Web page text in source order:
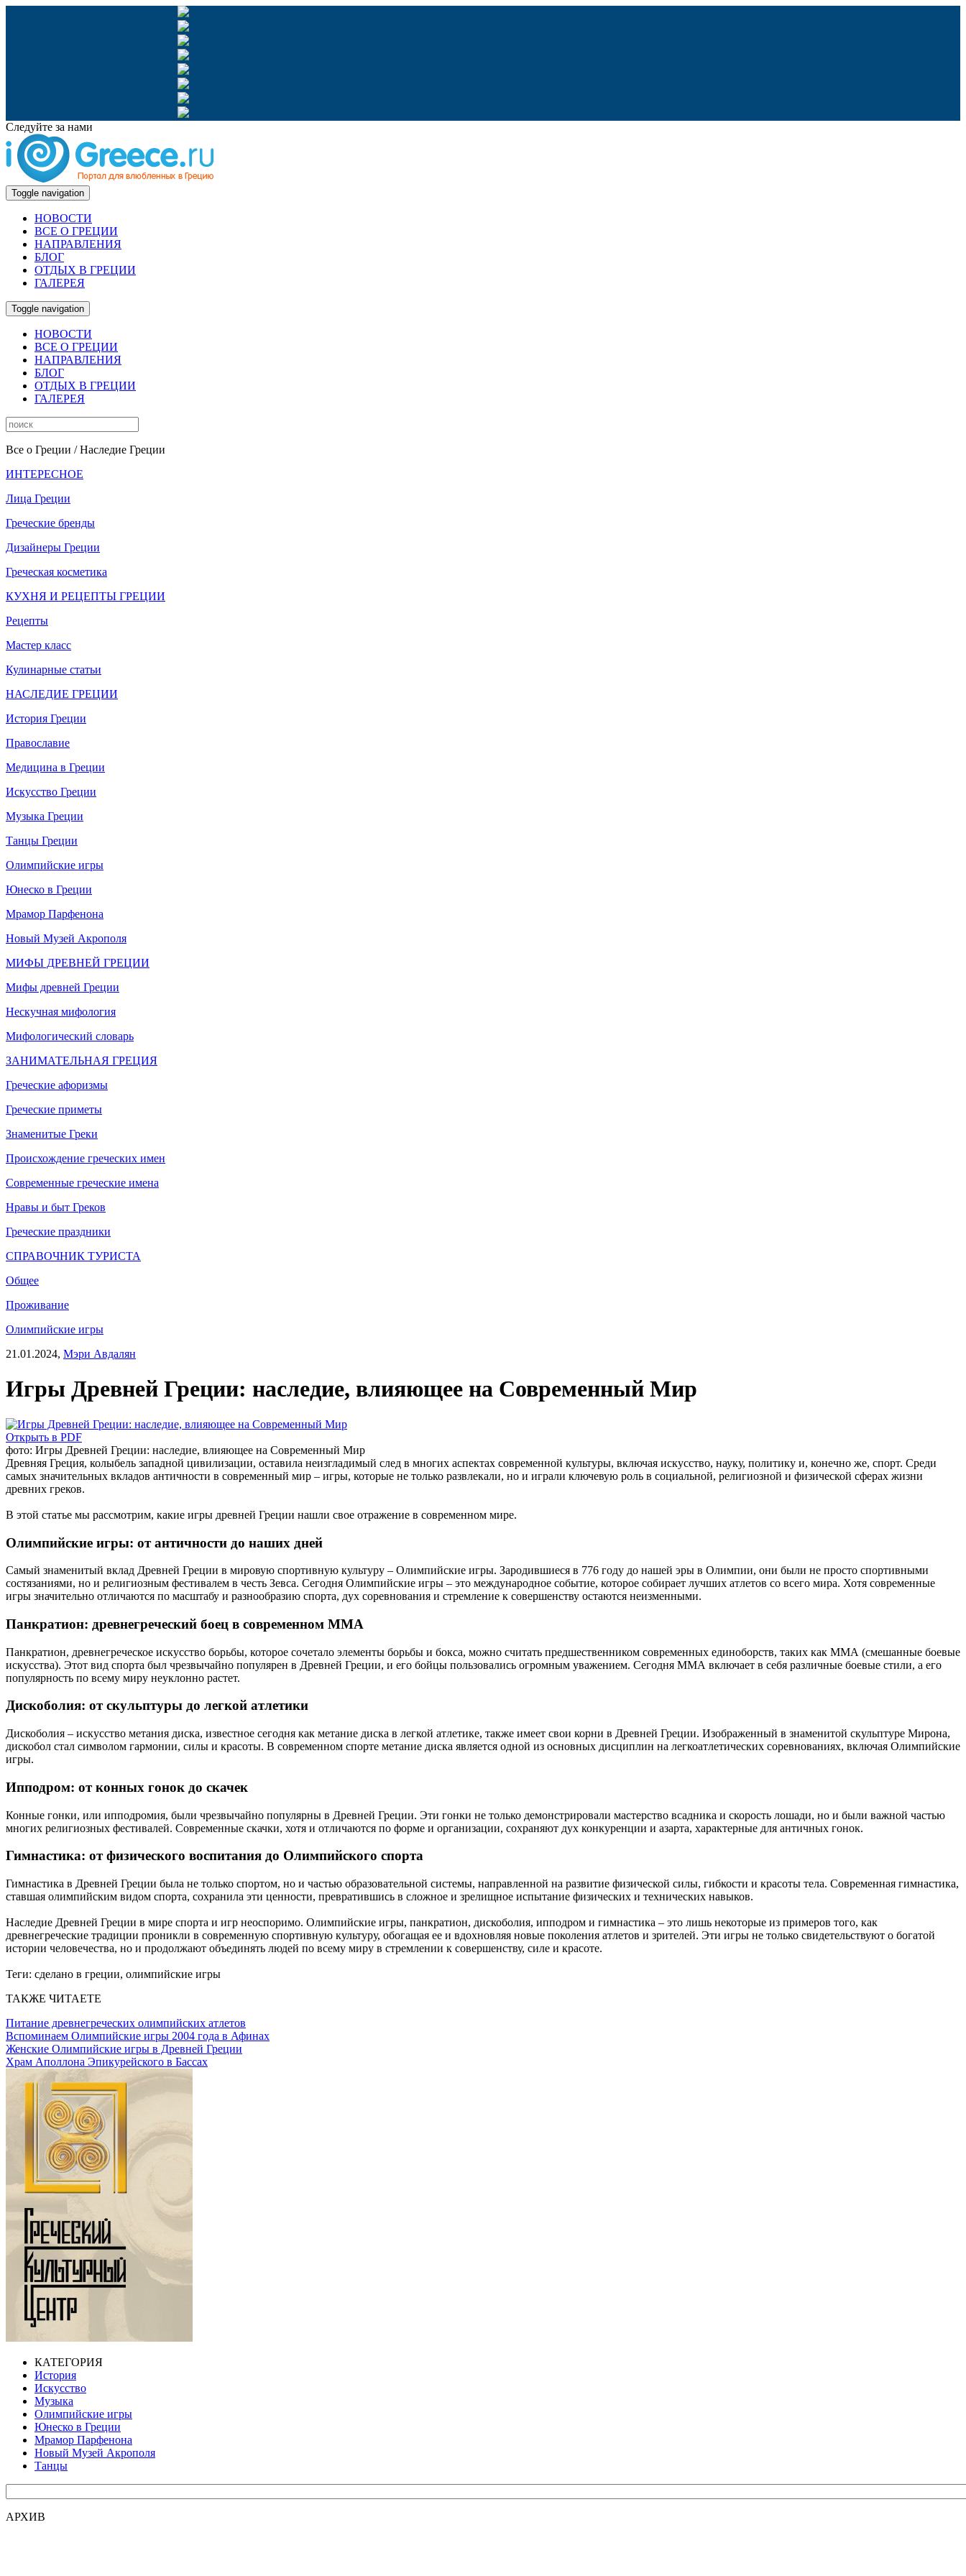
Следуйте за нами
Toggle navigation
НОВОСТИ
ВСЕ О ГРЕЦИИ
НАПРАВЛЕНИЯ
БЛОГ
ОТДЫХ В ГРЕЦИИ
ГАЛЕРЕЯ
Toggle navigation
НОВОСТИ
ВСЕ О ГРЕЦИИ
НАПРАВЛЕНИЯ
БЛОГ
ОТДЫХ В ГРЕЦИИ
ГАЛЕРЕЯ
Все о Греции / Наследие Греции
ИНТЕРЕСНОЕ
Лица Греции
Греческие бренды
Дизайнеры Греции
Греческая косметика
КУХНЯ И РЕЦЕПТЫ ГРЕЦИИ
Рецепты
Мастер класс
Кулинарные статьи
НАСЛЕДИЕ ГРЕЦИИ
История Греции
Православие
Медицина в Греции
Искусство Греции
Музыка Греции
Танцы Греции
Олимпийские игры
Юнеско в Греции
Мрамор Парфенона
Новый Музей Акрополя
МИФЫ ДРЕВНЕЙ ГРЕЦИИ
Мифы древней Греции
Нескучная мифология
Мифологический словарь
ЗАНИМАТЕЛЬНАЯ ГРЕЦИЯ
Греческие афоризмы
Греческие приметы
Знаменитые Греки
Происхождение греческих имен
Современные греческие имена
Нравы и быт Греков
Греческие праздники
СПРАВОЧНИК ТУРИСТА
Общее
Проживание
Олимпийские игры
21.01.2024, Мэри Авдалян
Игры Древней Греции: наследие, влияющее на Современный Мир
Открыть в PDF
фото: Игры Древней Греции: наследие, влияющее на Современный Мир
Древняя Греция, колыбель западной цивилизации, оставила неизгладимый след в многих аспектах современной культуры, включая искусство, науку, политику и, конечно же, спорт. Среди
самых значительных вкладов античности в современный мир – игры, которые не только развлекали, но и играли ключевую роль в социальной, религиозной и физической сферах жизни
древних греков.
В этой статье мы рассмотрим, какие игры древней Греции нашли свое отражение в современном мире.
Олимпийские игры: от античности до наших дней
Самый знаменитый вклад Древней Греции в мировую спортивную культуру – Олимпийские игры. Зародившиеся в 776 году до нашей эры в Олимпии, они были не просто спортивными
состязаниями, но и религиозным фестивалем в честь Зевса. Сегодня Олимпийские игры – это международное событие, которое собирает лучших атлетов со всего мира. Хотя современные
игры значительно отличаются по масштабу и разнообразию спорта, дух соревнования и стремление к совершенству остаются неизменными.
Панкратион: древнегреческий боец в современном ММА
Панкратион, древнегреческое искусство борьбы, которое сочетало элементы борьбы и бокса, можно считать предшественником современных единоборств, таких как ММА (смешанные боевые
искусства). Этот вид спорта был чрезвычайно популярен в Древней Греции, и его бойцы пользовались огромным уважением. Сегодня ММА включает в себя различные боевые стили, а его
популярность по всему миру неуклонно растет.
Дискоболия: от скульптуры до легкой атлетики
Дискоболия – искусство метания диска, известное сегодня как метание диска в легкой атлетике, также имеет свои корни в Древней Греции. Изображенный в знаменитой скульптуре Мирона,
дискобол стал символом гармонии, силы и красоты. В современном спорте метание диска является одной из основных дисциплин на легкоатлетических соревнованиях, включая Олимпийские
игры.
Ипподром: от конных гонок до скачек
Конные гонки, или ипподромия, были чрезвычайно популярны в Древней Греции. Эти гонки не только демонстрировали мастерство всадника и скорость лошади, но и были важной частью
многих религиозных фестивалей. Современные скачки, хотя и отличаются по форме и организации, сохраняют дух конкуренции и азарта, характерные для античных гонок.
Гимнастика: от физического воспитания до Олимпийского спорта
Гимнастика в Древней Греции была не только спортом, но и частью образовательной системы, направленной на развитие физической силы, гибкости и красоты тела. Современная гимнастика,
ставшая олимпийским видом спорта, сохранила эти ценности, превратившись в сложное и зрелищное испытание физических и технических навыков.
Наследие Древней Греции в мире спорта и игр неоспоримо. Олимпийские игры, панкратион, дискоболия, ипподром и гимнастика – это лишь некоторые из примеров того, как
древнегреческие традиции проникли в современную спортивную культуру, обогащая ее и вдохновляя новые поколения атлетов и зрителей. Эти игры не только свидетельствуют о богатой
истории человечества, но и продолжают объединять людей по всему миру в стремлении к совершенству, силе и красоте.
Теги: сделано в греции, олимпийские игры
ТАКЖЕ ЧИТАЕТЕ
Питание древнегреческих олимпийских атлетов
Вспоминаем Олимпийские игры 2004 года в Афинах
Женские Олимпийские игры в Древней Греции
Храм Аполлона Эпикурейского в Бассах
КАТЕГОРИЯ
История
Искусство
Музыка
Олимпийские игры
Юнеско в Греции
Мрамор Парфенона
Новый Музей Акрополя
Танцы
АРХИВ